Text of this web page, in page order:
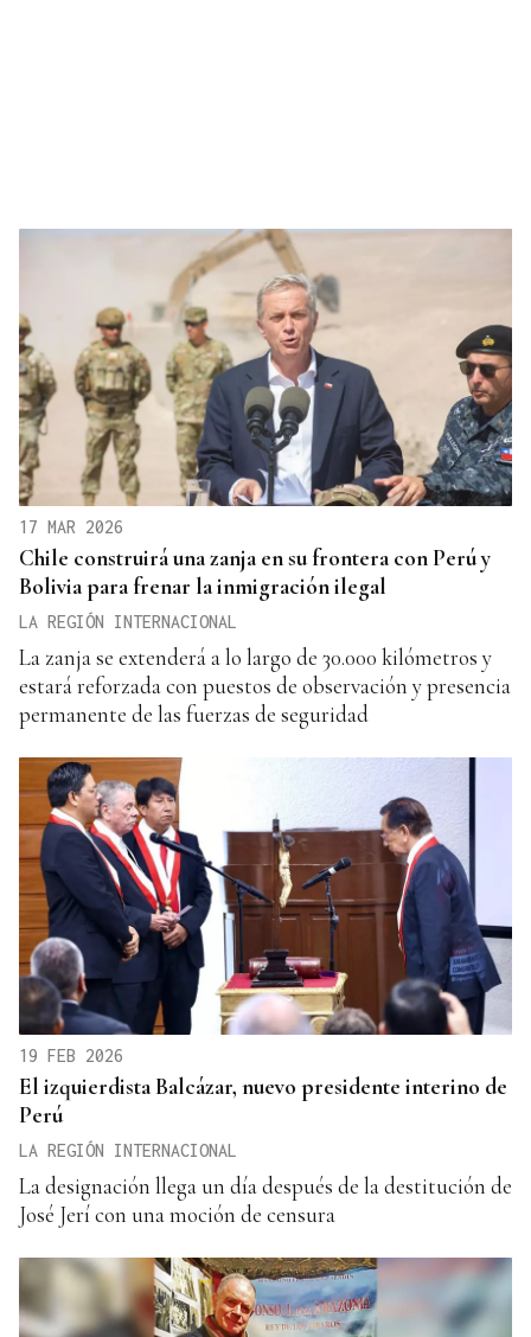
17 MAR 2026
Chile construirá una zanja en su frontera con Perú y
Bolivia para frenar la inmigración ilegal
LA REGIÓN INTERNACIONAL
La zanja se extenderá a lo largo de 30.000 kilómetros y
estará reforzada con puestos de observación y presencia
permanente de las fuerzas de seguridad
19 FEB 2026
El izquierdista Balcázar, nuevo presidente interino de
Perú
LA REGIÓN INTERNACIONAL
La designación llega un día después de la destitución de
José Jerí con una moción de censura